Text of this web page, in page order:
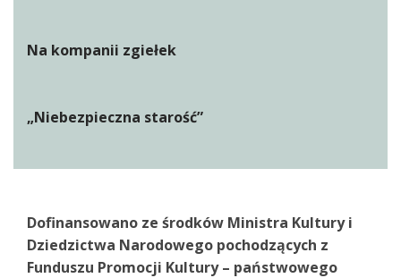
Na kompanii zgiełek
„Niebezpieczna starość”
Dofinansowano ze środków Ministra Kultury i
Dziedzictwa Narodowego pochodzących z
Funduszu Promocji Kultury – państwowego